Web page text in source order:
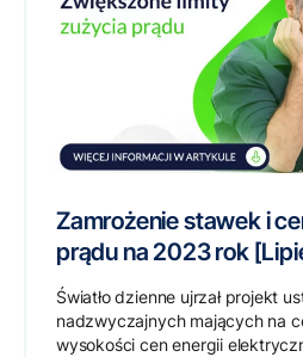
Zamrożenie stawek i
prądu na 2023 rok
Światło dzienne ujrzał projekt
nadzwyczajnych mających na
wysokości cen energii